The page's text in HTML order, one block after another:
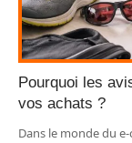
Pourquoi les
vos achats ?
Dans le monde du